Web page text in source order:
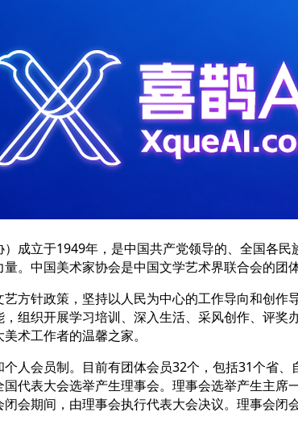
成立于1949年，是中国共产党领导的、全国各
。中国美术家协会是中国文学艺术界联合会的团体
方针政策，坚持以人民为中心的工作导向和创
组织开展学习培训、深入生活、采风创作、评
术工作者的温馨之家。
人会员制。目前有团体会员32个，包括31个省
代表大会选举产生理事会。理事会选举产生主
会期间，由理事会执行代表大会决议。理事会